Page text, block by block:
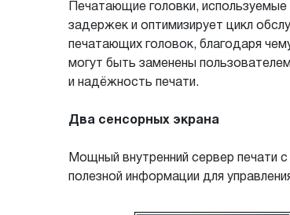
Печатающие головки,
задержек и оптимизирует цикл
печатающих головок, благодаря
могут быть заменены
и надёжность печати.
Два сенсорных экрана
Мощный внутренний сервер печати
полезной информации для